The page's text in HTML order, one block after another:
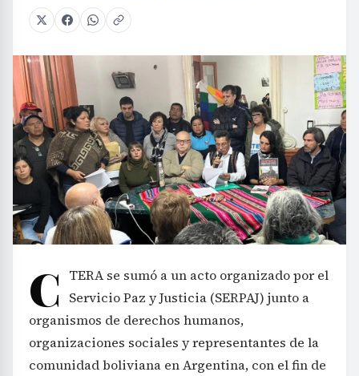
C
TERA se sumó a un acto organizado por el
Servicio Paz y Justicia (SERPAJ) junto a
organismos de derechos humanos,
organizaciones sociales y representantes de la
comunidad boliviana en Argentina, con el fin de